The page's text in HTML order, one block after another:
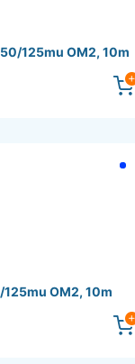
125mu OM2, 10m
OM2, 10m